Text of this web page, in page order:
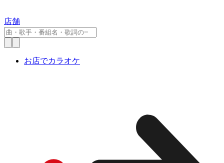
店舗
お店でカラオケ